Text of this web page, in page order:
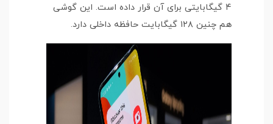
۴ گیگابایتی برای آن قرار داده است. این گوشی
هم چنین ۱۲۸ گیگابایت حافظه داخلی دارد.